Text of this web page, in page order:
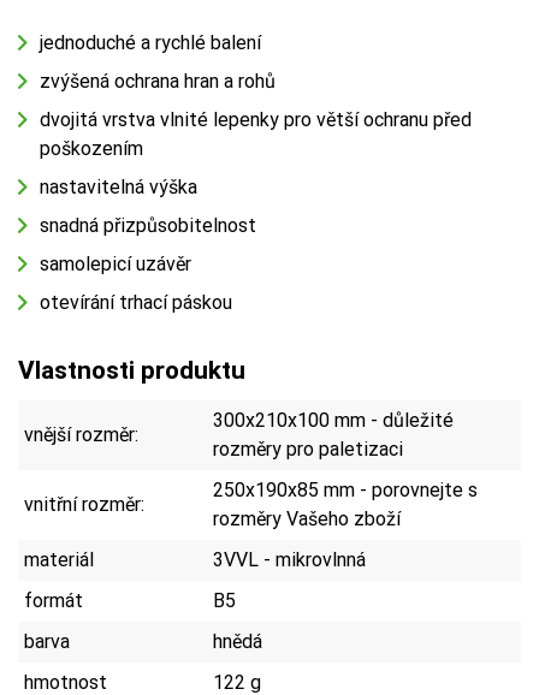
jednoduché a rychlé balení
zvýšená ochrana hran a rohů
dvojitá vrstva vlnité lepenky pro větší ochranu před
poškozením
nastavitelná výška
snadná přizpůsobitelnost
samolepicí uzávěr
otevírání trhací páskou
Vlastnosti produktu
vnější rozměr:
300x210x100 mm - důležité
rozměry pro paletizaci
vnitřní rozměr:
250x190x85 mm - porovnejte s
rozměry Vašeho zboží
materiál
3VVL - mikrovlnná
formát
B5
barva
hnědá
hmotnost
122 g